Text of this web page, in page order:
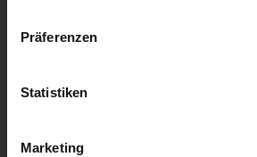
Präferenzen
Statistiken
Marketing